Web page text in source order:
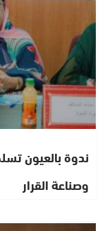
ندوة بالعيون
وصناعة القرار